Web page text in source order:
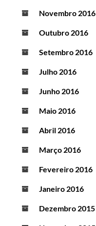
Novembro 2016
Outubro 2016
Setembro 2016
Julho 2016
Junho 2016
Maio 2016
Abril 2016
Março 2016
Fevereiro 2016
Janeiro 2016
Dezembro 2015